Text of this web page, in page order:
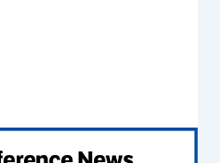
utilizzato per l’istanza
l’invio dell’istanza);
del limite complessivo